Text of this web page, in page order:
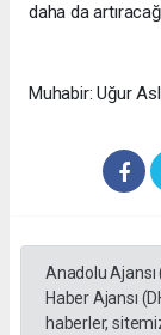
daha da
Muhabir: Uğur
Anadolu Ajansı
Haber Ajansı
haberler,